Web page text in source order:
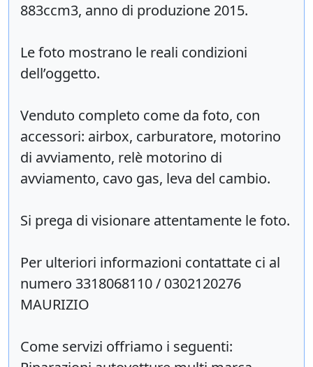
883ccm3, anno di produzione 2015.
Le foto mostrano le reali condizioni
dell’oggetto.
Venduto completo come da foto, con
accessori: airbox, carburatore, motorino
di avviamento, relè motorino di
avviamento, cavo gas, leva del cambio.
Si prega di visionare attentamente le foto.
Per ulteriori informazioni contattate ci al
numero 3318068110 / 0302120276
MAURIZIO
Come servizi offriamo i seguenti: